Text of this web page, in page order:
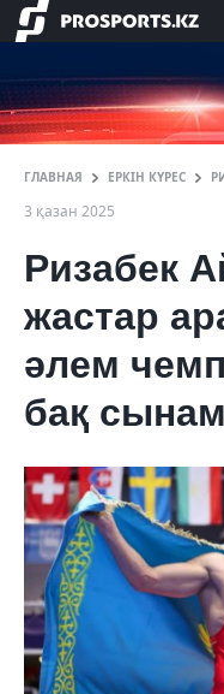
ГЛАВНАЯ ЕРКІН КҮРЕС
3 қазан 2025
Ризабек
жастар
әлем
бақ